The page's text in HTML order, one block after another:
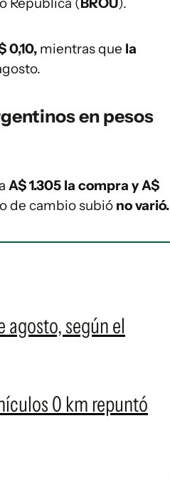
0,10, mientras que la
en pesos
A$ 1.305 la compra y A$
de cambio subió no varió.
agosto, según el
0 km repuntó